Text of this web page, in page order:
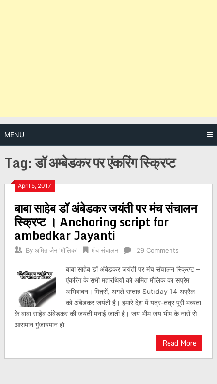
MENU
Tag:डॉ अम्बेडकर पर एंकरिंग स्क्रिप्ट
April 5, 2017
बाबा साहेब डॉ अंबेडकर जयंती पर मंच संचालन
स्क्रिप्ट । Anchoring script for
ambedkar Jayanti
By अमित जैन 'मौलिक' मंच संचालन 29 Comments
बाबा साहेब डॉ अंबेडकर जयंती पर मंच संचालन स्क्रिप्ट –
एंकरिंग के सभी महारथियों को अमित मौलिक का सप्रेम
अभिवादन। मित्रों, अगले सप्ताह Sutrday 14 अप्रैल
को अंबेडकर जयंती है। हमारे देश में यत्र-तत्र पूरी भव्यता
के बाबा साहेब अंबेडकर की जयंती मनाई जाती है। जय भीम जय भीम के नारों से
आसमान गुंजायमान हो
Read More
Posts
navigation